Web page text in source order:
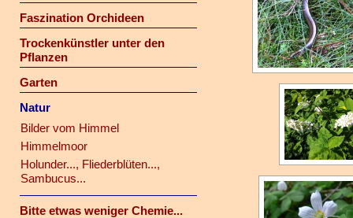
Faszination Orchideen
Trockenkünstler unter den
Pflanzen
Garten
Natur
Bilder vom Himmel
Himmelmoor
Holunder..., Fliederblüten...,
Sambucus...
Bitte etwas weniger Chemie...